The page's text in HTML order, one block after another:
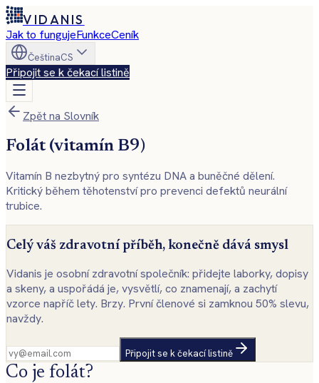
VIDANIS
Jak to fungujeFunkceCeník
ČeštinaCS
Připojit se k čekací listině
Zpět na Slovník
Folát (vitamín B9)
Vitamín B nezbytný pro syntézu DNA a buněčné dělení.
Kritický během těhotenství pro prevenci defektů neurální
trubice.
Celý váš zdravotní příběh, konečně dává smysl
Vidanis je osobní zdravotní společník: přidejte laborky, dopisy
a skeny, a uspořádá je, vysvětlí, co znamenají, a zachytí
vzorce napříč lety. Brzy. První členové si zamknou 50% slevu,
navždy.
Připojit se k čekací listině
Co je folát?